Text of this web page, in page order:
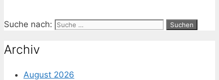
Suche nach:
Archiv
August 2026